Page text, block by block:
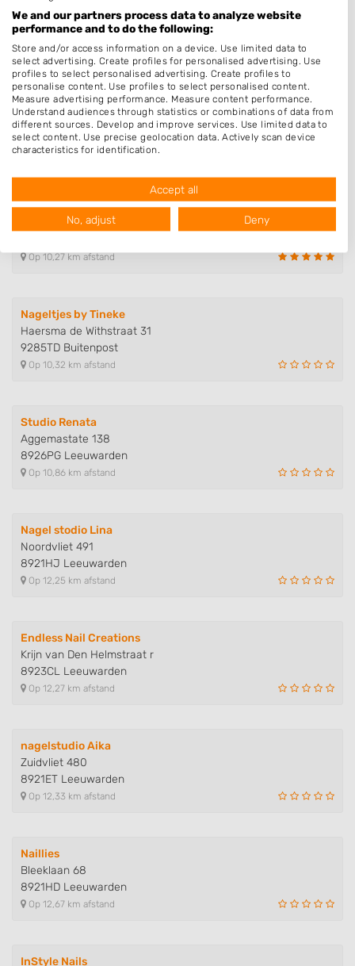
9103NJ Dokkum
Op 9,37 km afstand
Ziggy`s Nails
Roordaburg 40
8926KH Leeuwarden
Op 10,09 km afstand
Kim van Dussen Nagelstudio
Apolloweg 5
Op 10,27 km afstand
Nageltjes by Tineke
Haersma de Withstraat 31
9285TD Buitenpost
Op 10,32 km afstand
Studio Renata
Aggemastate 138
8926PG Leeuwarden
Op 10,86 km afstand
Nagel stodio Lina
Noordvliet 491
8921HJ Leeuwarden
Op 12,25 km afstand
Endless Nail Creations
Krijn van Den Helmstraat r
8923CL Leeuwarden
Op 12,27 km afstand
nagelstudio Aika
Zuidvliet 480
8921ET Leeuwarden
Op 12,33 km afstand
Naillies
Bleeklaan 68
8921HD Leeuwarden
Op 12,67 km afstand
InStyle Nails
We and our partners process data to analyze website
performance and to do the following:
Store and/or access information on a device. Use limited data to
select advertising. Create profiles for personalised advertising. Use
profiles to select personalised advertising. Create profiles to
personalise content. Use profiles to select personalised content.
Measure advertising performance. Measure content performance.
Understand audiences through statistics or combinations of data from
different sources. Develop and improve services. Use limited data to
select content. Use precise geolocation data. Actively scan device
characteristics for identification.
USA.
Your consent and the cookie policy applies solely to this website/app.
View Partner List (1016 IAB Vendors)
We use your data for the following purposes:
IAB processing purposes:
Use limited data to select advertising
Create profiles for personalised advertising
Create profiles to personalise content
Use profiles to select personalised content
Understand audiences through statistics
or combinations of data from different
sources
Use limited data to select content
IAB Special Features:
Use precise geolocation data
actively requested
Non-IAB processing purposes:
Necessary
Functional
Advertising
Accept all
No, adjust Deny